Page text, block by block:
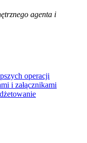
agenta i
operacji
i załącznikami